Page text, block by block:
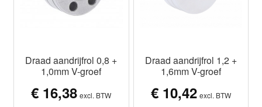
Draad aandrijfrol 0,8 +
1,0mm V-groef
€ 16,38 excl. BTW
Draad aandrijfrol 1,2 +
1,6mm V-groef
€10,42 excl. BTW